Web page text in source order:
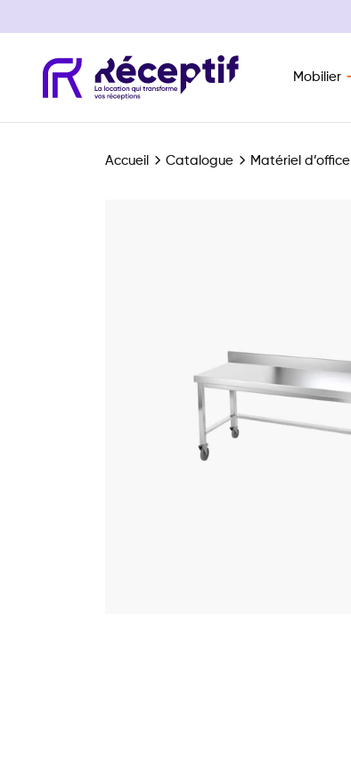
Navigation principale
Mobilier
Accueil Catalogue Matériel d’office